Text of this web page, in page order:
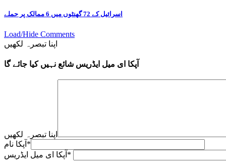
اسرائیل کے 72 گھنٹوں میں 6 ممالک پر حملے
Load/Hide Comments
اپنا تبصرہ لکھیں
آپکا ای میل ایڈریس شائع نہیں کیا جائے گا
اپنا تبصرہ لکھیں
آپکا نام *
آپکا ای میل ایڈریس *